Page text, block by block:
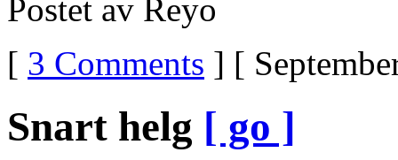
Postet av Reyo
[ 3 Comments ] [
Snart helg [ go ]